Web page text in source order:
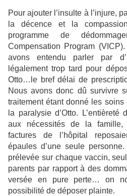
Pour ajouter l’insulte à l’injure,
la décence et la
programme de
Compensation Program
avons entendu parler par
légalement trop tard pour
Otto…le bref délai de
Nous avons donc dû survivre
traitement étant donné les
la paralysie d’Otto.
aux nécessités de la
factures de l’hôpital
épaules d’une seule
prélevée sur chaque vaccin,
parents par rapport à des
versée en pure perte… on
possibilité de déposer plainte.